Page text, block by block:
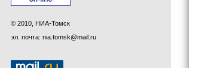
© 2010, НИА-Томск
эл. почта: nia.tomsk@mail.ru